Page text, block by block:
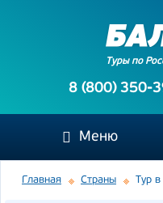
Туры по
8 (800) 350-
Меню
Главная Страны Тур